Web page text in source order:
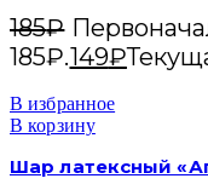
185₽
185₽.149₽
В избранное
В корзину
Шар латексный